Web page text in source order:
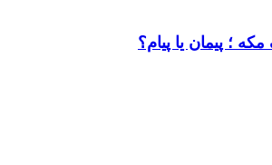
؛ پیمان یا پیام؟